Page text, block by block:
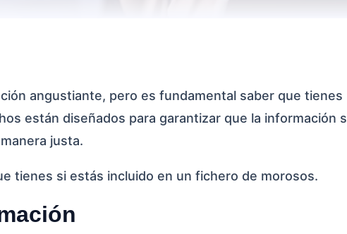
angustiante, pero es fundamental saber que tienes
están diseñados para garantizar que la información
justa.
tienes si estás incluido en un fichero de morosos.